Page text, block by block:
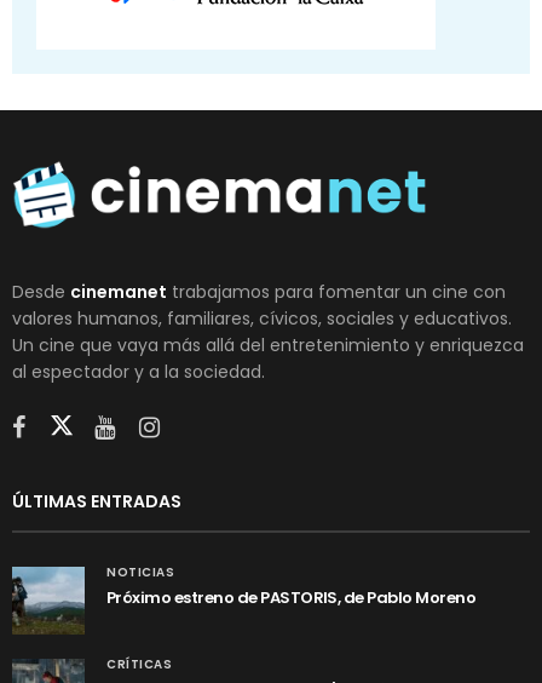
Desde cinemanet trabajamos para fomentar un cine con
valores humanos, familiares, cívicos, sociales y educativos.
Un cine que vaya más allá del entretenimiento y enriquezca
al espectador y a la sociedad.
ÚLTIMAS ENTRADAS
NOTICIAS
Próximo estreno de PASTORIS, de Pablo Moreno
CRÍTICAS